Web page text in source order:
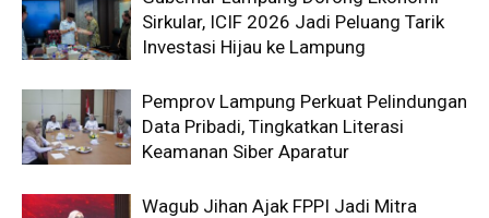
Sirkular, ICIF 2026 Jadi Peluang Tarik
Investasi Hijau ke Lampung
Pemprov Lampung Perkuat Pelindungan
Data Pribadi, Tingkatkan Literasi
Keamanan Siber Aparatur
Wagub Jihan Ajak FPPI Jadi Mitra